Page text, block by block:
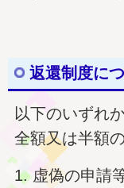
返還制度に
以下のいずれ
全額又は半額
虚偽の申請